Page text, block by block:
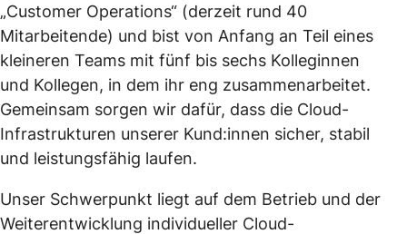
„Customer Operations“ (derzeit rund 40
Mitarbeitende) und bist von Anfang an Teil eines
kleineren Teams mit fünf bis sechs Kolleginnen
und Kollegen, in dem ihr eng zusammenarbeitet.
Gemeinsam sorgen wir dafür, dass die Cloud-
Infrastrukturen unserer Kund:innen sicher, stabil
und leistungsfähig laufen.
Unser Schwerpunkt liegt auf dem Betrieb und der
Weiterentwicklung individueller Cloud-